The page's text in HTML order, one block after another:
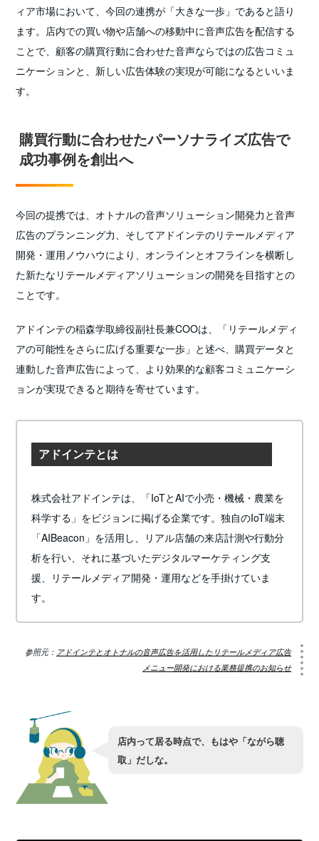
ィア市場において、今回の連携が「大きな一歩」であると語り
ます。店内での買い物や店舗への移動中に音声広告を配信する
ことで、顧客の購買行動に合わせた音声ならではの広告コミュ
ニケーションと、新しい広告体験の実現が可能になるといいま
す。
購買行動に合わせたパーソナライズ広告で
成功事例を創出へ
今回の提携では、オトナルの音声ソリューション開発力と音声
広告のプランニング力、そしてアドインテのリテールメディア
開発・運用ノウハウにより、オンラインとオフラインを横断し
た新たなリテールメディアソリューションの開発を目指すとの
ことです。
アドインテの稲森学取締役副社長兼COOは、「リテールメディ
アの可能性をさらに広げる重要な一歩」と述べ、購買データと
連動した音声広告によって、より効果的な顧客コミュニケーシ
ョンが実現できると期待を寄せています。
アドインテとは
株式会社アドインテは、「IoTとAIで小売・機械・農業を
科学する」をビジョンに掲げる企業です。独自のIoT端末
「AIBeacon」を活用し、リアル店舗の来店計測や行動分
析を行い、それに基づいたデジタルマーケティング支
援、リテールメディア開発・運用などを手掛けていま
す。
参照元： アドインテとオトナルの音声広告を活用したリテールメディア広告
メニュー開発における業務提携のお知らせ
店内って居る時点で、もはや「ながら聴
取」だしな。